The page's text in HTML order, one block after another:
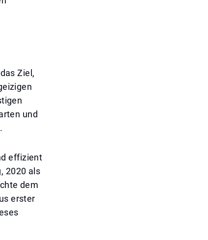
Ziel,
und
effizient
2020 als
dem
erster